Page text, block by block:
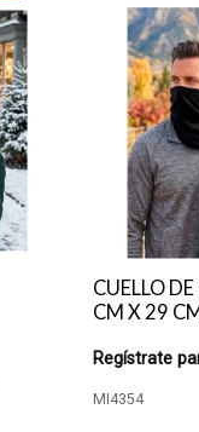
CUELLO
CM X 29
Regístrate
MI4354